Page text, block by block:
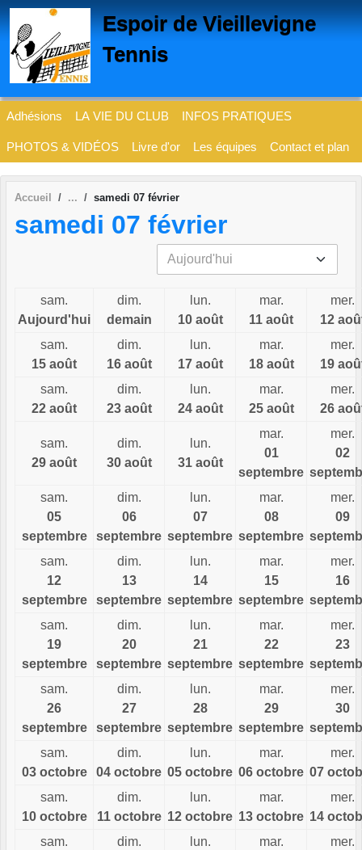
Espoir de Vieillevigne
Tennis
Adhésions LA VIE DU CLUB INFOS PRATIQUES
PHOTOS & VIDÉOS Livre d'or Les équipes Contact et plan
Accueil samedi 07 février
samedi 07 février
sam.
Aujourd'hui
dim.
demain
lun.
10 août
mar.
11 août
mer.
12
sam.
15 août
dim.
16 août
lun.
17 août
mar.
18 août
mer.
19
sam.
22 août
dim.
23 août
lun.
24 août
mar.
25 août
mer.
26
sam.
29 août
dim.
30 août
lun.
31 août
mar.
01
septembre
mer.
02
sam.
05
septembre
dim.
06
septembre
lun.
07
septembre
mar.
08
septembre
mer.
09
sam.
12
septembre
dim.
13
septembre
lun.
14
septembre
mar.
15
septembre
mer.
16
sam.
19
septembre
dim.
20
septembre
lun.
21
septembre
mar.
22
septembre
mer.
23
sam.
26
septembre
dim.
27
septembre
lun.
28
septembre
mar.
29
septembre
mer.
30
sam.
03 octobre
dim.
04 octobre
lun.
05 octobre
mar.
06 octobre
mer.
07
sam.
10 octobre
dim.
11 octobre
lun.
12 octobre
mar.
13 octobre
mer.
14
sam.
dim.
lun.
mar.
mer.
Panneau de gestion des cookies